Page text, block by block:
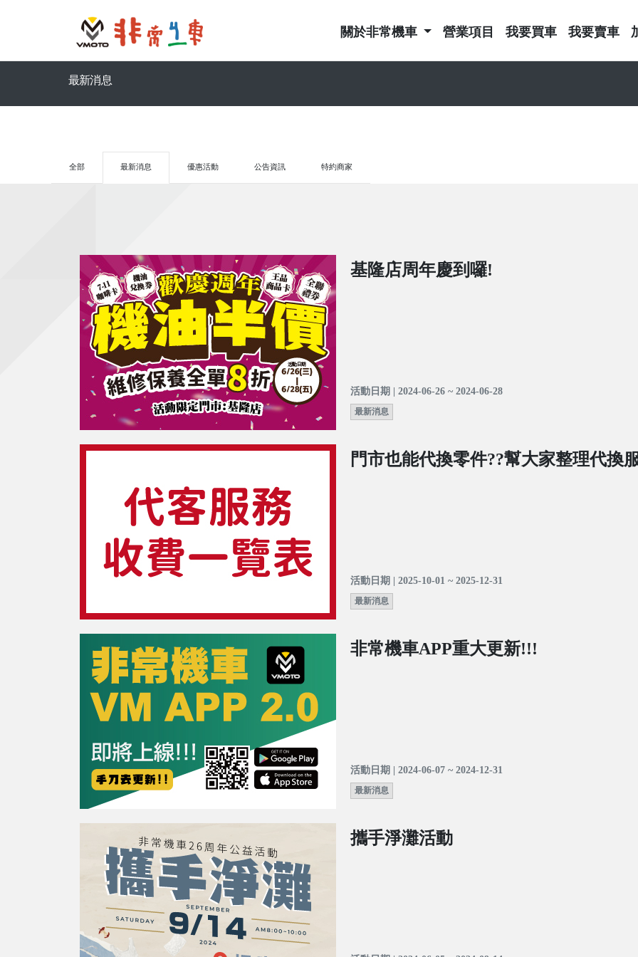
關於非常機車 營業項目 我要買車 我要賣車
最新消息
全部 最新消息 優惠活動 公告資訊 特約商家
基隆店周年慶到囉!
活動日期 | 2024-06-26 ~ 2024-06-28
最新消息
門市也能代換零件??幫大家整理代換
活動日期 | 2025-10-01 ~ 2025-12-31
最新消息
非常機車APP重大更新!!!
活動日期 | 2024-06-07 ~ 2024-12-31
最新消息
攜手淨灘活動